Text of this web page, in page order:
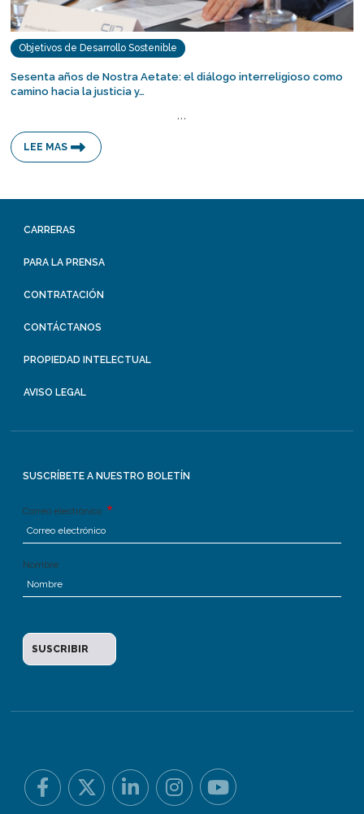
Objetivos de Desarrollo Sostenible
Sesenta años de Nostra Aetate: el diálogo interreligioso como
camino hacia la justicia y…
…
LEE MAS
CARRERAS
PARA LA PRENSA
CONTRATACIÓN
CONTÁCTANOS
PROPIEDAD INTELECTUAL
AVISO LEGAL
SUSCRÍBETE A NUESTRO BOLETÍN
Correo electrónico
Nombre